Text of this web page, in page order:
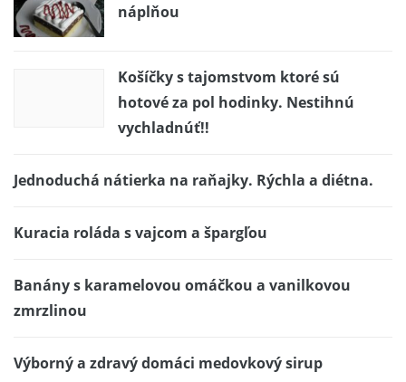
náplňou
Košíčky s tajomstvom ktoré sú
hotové za pol hodinky. Nestihnú
vychladnúť!!
Jednoduchá nátierka na raňajky. Rýchla a diétna.
Kuracia roláda s vajcom a špargľou
Banány s karamelovou omáčkou a vanilkovou
zmrzlinou
Výborný a zdravý domáci medovkový sirup